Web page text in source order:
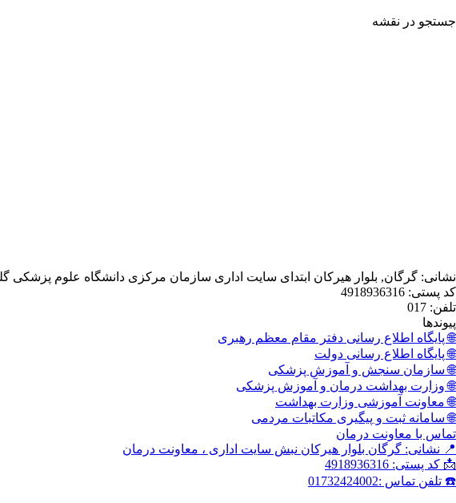
جستجو در نقشه
نشانی: گرگان, بلوار هیرکان ابتدای سایت اداری سازمان مرکزی دانشگاه علوم پزشکی
کد پستی: 4918936316
تلفن: 017
پیوندها
🌐 پایگاه اطلاع رسانی دفتر مقام معظم رهبری
🌐 پایگاه اطلاع رسانی دولت
🌐 سازمان سنجش و آموزش پزشکی
🌐 وزارت بهداشت درمان و آموزش پزشکی
🌐 معاونت آموزشی وزارت بهداشت
🌐 سامانه ثبت و پیگیری مکاتبات مردمی
تماس با معاونت درمان
📍 نشانی: گرگان بلوار هیرکان نبش سایت اداری ، معاونت درمان
📩 کد پستی: 4918936316
☎️ تلفن تماس :01732424002